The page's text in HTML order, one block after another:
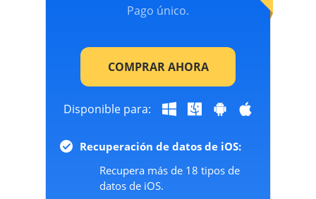
Pago único.
COMPRAR AHORA
Disponible para:
Recuperación de datos de iOS:
Recupera más de 18 tipos de
datos de iOS.